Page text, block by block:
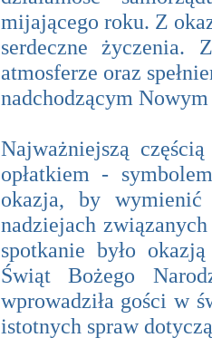
mijającego roku. Z
serdeczne życzenia.
atmosferze oraz
nadchodzącym
Najważniejszą
opłatkiem -
okazja, by
nadziejach
spotkanie było
Świąt Bożego
wprowadziła gości w
istotnych spraw